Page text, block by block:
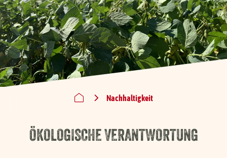
Marke
Nachhaltigkeit
Über uns
ÖKOLOGISCHE VERANTWORTUNG
Nachhaltigkeit